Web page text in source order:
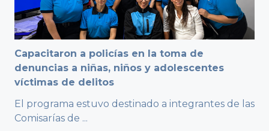
Capacitaron a policías en la toma de
denuncias a niñas, niños y adolescentes
víctimas de delitos
El programa estuvo destinado a integrantes de las
Comisarías de ...